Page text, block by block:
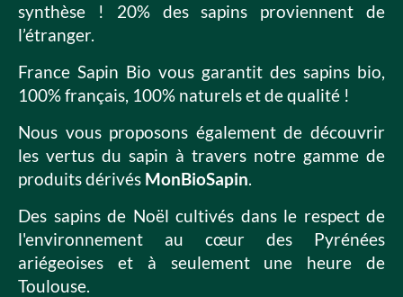
synthèse ! 20% des sapins proviennent de
l’étranger.
France Sapin Bio vous garantit des sapins bio,
100% français, 100% naturels et de qualité !
Nous vous proposons également de découvrir
les vertus du sapin à travers notre gamme de
produits dérivés MonBioSapin.
Des sapins de Noël cultivés dans le respect de
l'environnement au cœur des Pyrénées
ariégeoises et à seulement une heure de
Toulouse.